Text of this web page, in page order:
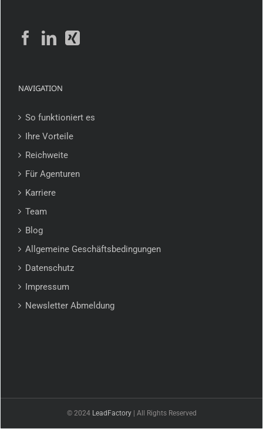
NAVIGATION
So funktioniert es
Ihre Vorteile
Reichweite
Für Agenturen
Karriere
Team
Blog
Allgemeine Geschäftsbedingungen
Datenschutz
Impressum
Newsletter Abmeldung
© 2024 LeadFactory| All Rights Reserved